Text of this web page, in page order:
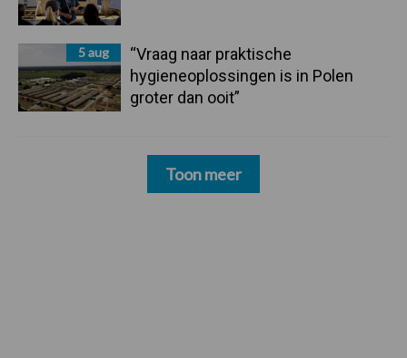
5 aug
“Vraag naar praktische
hygieneoplossingen is in Polen
groter dan ooit”
Toon meer